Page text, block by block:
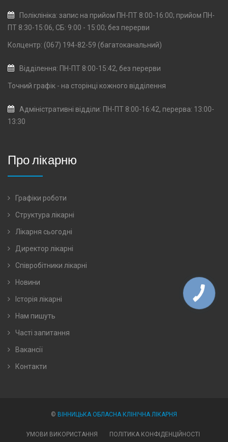
Поліклініка: запис на прийом ПН-ПТ 8:00-16:00; прийом ПН-
ПТ 8:30-15:06, СБ: 9:00 - 15:00; без перерви
Колцентр: (067) 194-82-59 (багатоканальний)
Відділення: ПН-ПТ 8:00-15:42, без перерви
Точний графік - на сторінці кожного відділення
Адміністративні відділи: ПН-ПТ 8:00-16:42, перерва: 13:00-
13:30
Про лікарню
Графіки роботи
Структура лікарні
Лікарня сьогодні
Директор лікарні
Співробітники лікарні
Новини
Історія лікарні
Нам пишуть
Часті запитання
Вакансії
Контакти
© ВІННИЦЬКА ОБЛАСНА КЛІНІЧНА ЛІКАРНЯ
УМОВИ ВИКОРИСТАННЯ ПОЛІТИКА КОНФІДЕНЦІЙНОСТІ